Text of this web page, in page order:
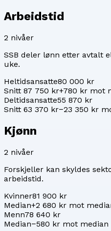
Arbeidstid
2 nivåer
SSB deler lønn etter avtalt
uke.
Heltidsansatte80 000 kr
Snitt 87 750 kr+780 kr mot
Deltidsansatte55 870 kr
Snitt 63 370 kr−23 350 kr
Kjønn
2 nivåer
Forskjeller kan skyldes
arbeidstid.
Kvinner81 900 kr
Median+2 680 kr mot
Menn78 640 kr
Median−580 kr mot median